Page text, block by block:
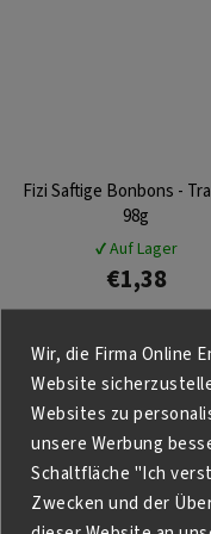
Wir, die Firma Online
Website
Websites zu
unsere Werbung
Schaltfläche "Ich
Zwecken und der
Fizi Saftige Bonbons -
98g
✔ Auf Lager
€1,38
Kaufen